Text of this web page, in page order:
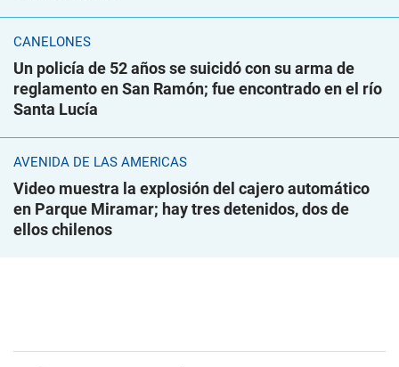
CANELONES
Un policía de 52 años se suicidó con su arma de
reglamento en San Ramón; fue encontrado en el río
Santa Lucía
AVENIDA DE LAS AMÉRICAS
Video muestra la explosión del cajero automático
en Parque Miramar; hay tres detenidos, dos de
ellos chilenos